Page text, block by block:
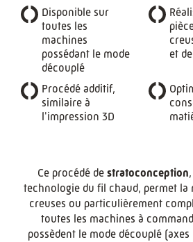
Disponible sur
toutes les
machines
possédant le mode
découplé
et
Procédé additif,
similaire à
l'impression 3D
Ce procédé de stratoconception
technologie du fil chaud, permet la
creuses ou particulièrement
toutes les machines à
possèdent le mode découplé